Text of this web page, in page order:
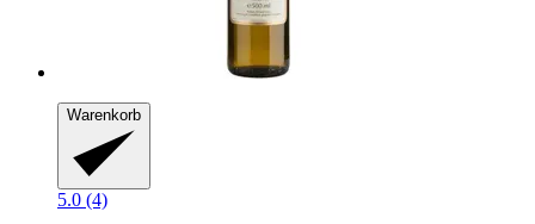
Warenkorb
5.0 (4)